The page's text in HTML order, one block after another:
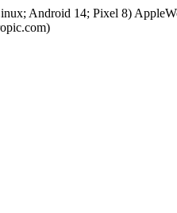
Android 14; Pixel 8)